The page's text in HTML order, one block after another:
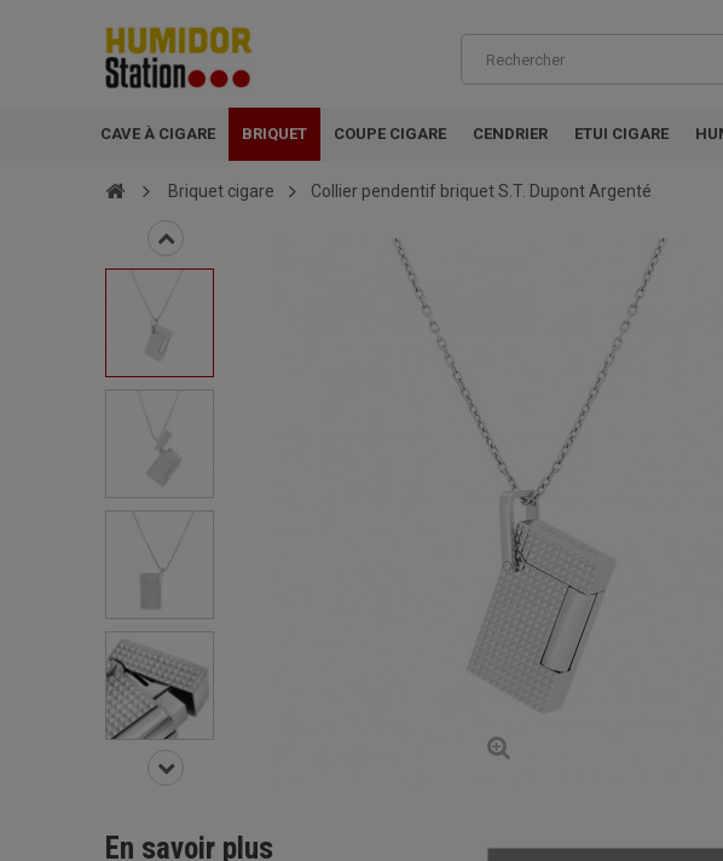
CAVE À CIGARE BRIQUET COUPE CIGARE CENDRIER ETUI CIGARE
Briquet cigare Collier pendentif briquet S.T. Dupont Argenté
En savoir plus